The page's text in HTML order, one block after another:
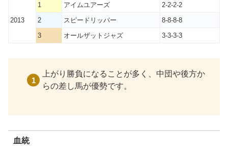
2013
1 アイムユアーズ
2-2-2-2
2
スピードリッパー
8-8-8-8
3
オールザットジャズ 3-3-3-3
上がり勝負になることが多く、中団や後方か
らの差し馬が優勢です。
血統